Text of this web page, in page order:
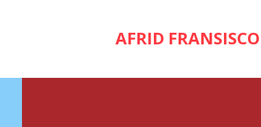
AFRID FRANSISCO